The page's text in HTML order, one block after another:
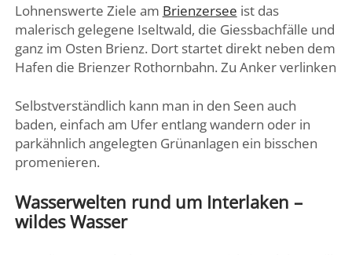
Lohnenswerte Ziele am Brienzersee ist das
malerisch gelegene Iseltwald, die Giessbachfälle und
ganz im Osten Brienz. Dort startet direkt neben dem
Hafen die Brienzer Rothornbahn. Zu Anker verlinken
Selbstverständlich kann man in den Seen auch
baden, einfach am Ufer entlang wandern oder in
parkähnlich angelegten Grünanlagen ein bisschen
promenieren.
Wasserwelten rund um Interlaken –
wildes Wasser